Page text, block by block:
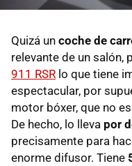
Quizá un coche de
relevante de un salón,
911 RSR lo que tiene
espectacular, por
motor bóxer, que no
De hecho, lo lleva por
precisamente para
enorme difusor. Tiene